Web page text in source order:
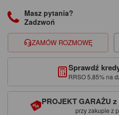
Masz pytania?
Zadzwoń
ZAMÓW ROZMOWĘ
Sprawdź
RRSO 5,85% na
PROJEKT GARAŻU
przy zakupie z